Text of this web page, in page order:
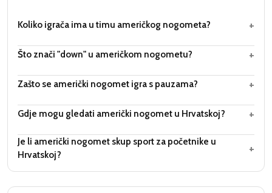
Koliko igrača ima u timu američkog nogometa? +
Što znači "down" u američkom nogometu? +
Zašto se američki nogomet igra s pauzama? +
Gdje mogu gledati američki nogomet u Hrvatskoj? +
Je li američki nogomet skup sport za početnike u
Hrvatskoj?
+